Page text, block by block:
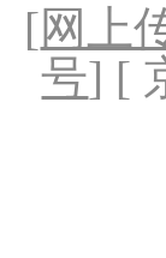
[网上
号] [